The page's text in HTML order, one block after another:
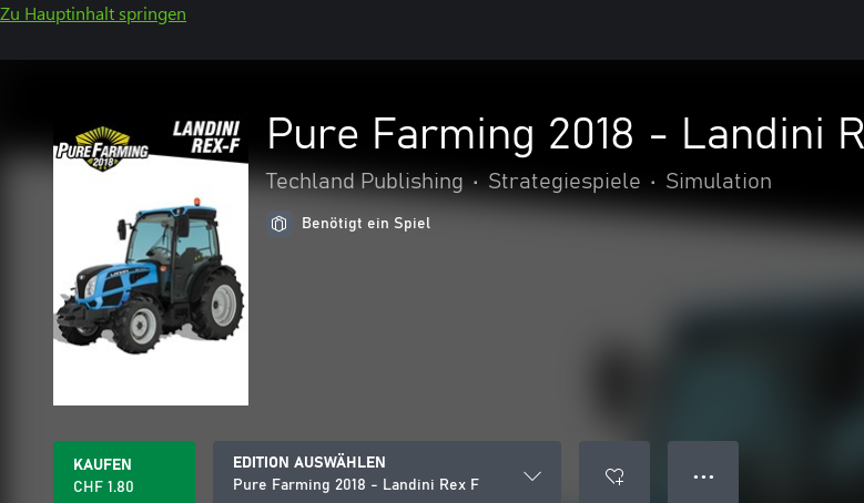
Zu Hauptinhalt springen
Pure Farming 2018 - Landini
Techland Publishing • Strategiespiele • Simulation
Benötigt ein Spiel
KAUFEN
CHF 1.80
EDITION AUSWÄHLEN
Pure Farming 2018 - Landini Rex F
● ● ●